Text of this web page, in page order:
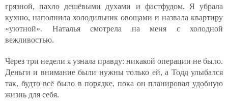
грязной, пахло дешёвыми духами и фастфудом. Я убрала
кухню, наполнила холодильник овощами и назвала квартиру
«уютной». Наталья смотрела на меня с холодной
вежливостью.
Через три недели я узнала правду: никакой операции не было.
Деньги и внимание были нужны только ей, а Тодд улыбался
так, будто всё было в порядке, пока он планировал удобную
жизнь для себя.